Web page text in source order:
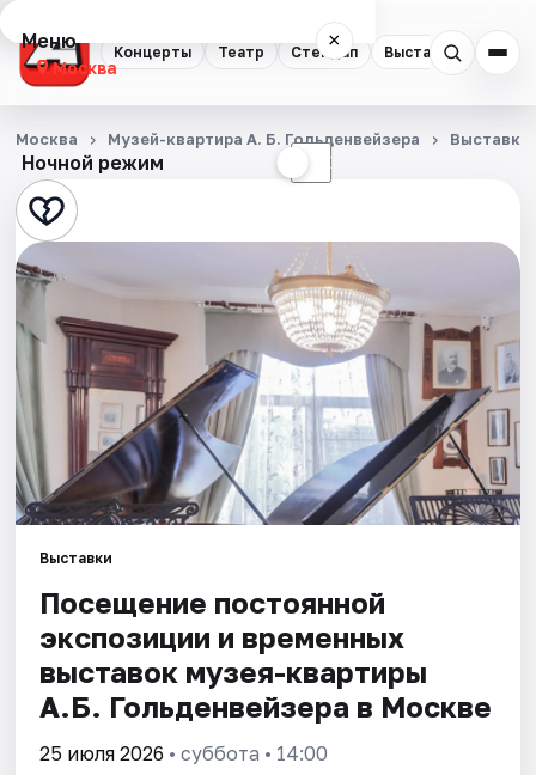
Концерты Театр Стендап Выставки
Меню ×
Москва
Концерты
Театр
Стендап
Выставки
Квесты
Экскурсии
Спорт
События
Города
Площадки
Артисты
Рейтинги
Ночной режим ☾
Москва Музей-квартира А. Б. Гольденвейзера Выставки
Выставки
Посещение постоянной
экспозиции и временных
выставок музея-квартиры
А.Б. Гольденвейзера в Москве
25 июля 2026 • суббота • 14:00